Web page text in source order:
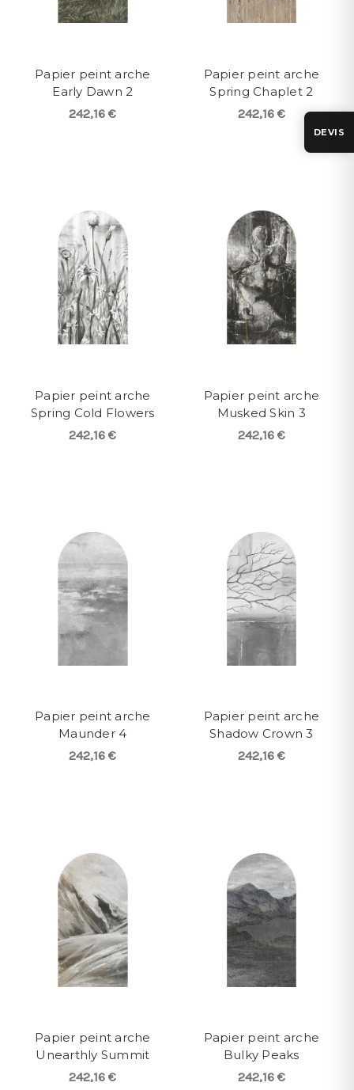
Papier peint arche
Early Dawn 2
242,16 €
Papier peint arche
Spring Chaplet 2
242,16 €
Papier peint arche
Spring Cold Flowers
242,16 €
Papier peint arche
Musked Skin 3
242,16 €
Papier peint arche
Maunder 4
242,16 €
Papier peint arche
Shadow Crown 3
242,16 €
Papier peint arche
Unearthly Summit
242,16 €
Papier peint arche
Bulky Peaks
242,16 €
DEVIS